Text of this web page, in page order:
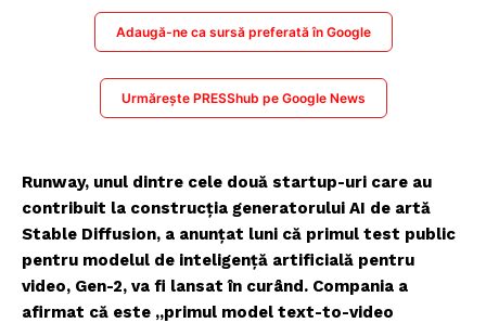
Adaugă-ne ca sursă preferată în Google
Urmărește PRESShub pe Google News
Runway, unul dintre cele două startup-uri care au
contribuit la construcția generatorului AI de artă
Stable Diffusion, a anunțat luni că primul test public
pentru modelul de inteligență artificială pentru
video, Gen-2, va fi lansat în curând. Compania a
afirmat că este „primul model text-to-video